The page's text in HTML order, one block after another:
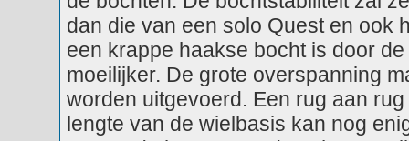
dan die van een solo Quest en ook
een krappe haakse bocht is door
moeilijker. De grote overspanning
worden uitgevoerd. Een rug aan
lengte van de wielbasis kan nog